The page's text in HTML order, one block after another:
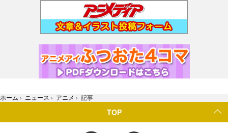
ホーム › ニュース › アニメ › 記事
TOP